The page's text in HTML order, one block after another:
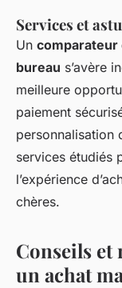
Services et
Un
bureau s’avère
meilleure
paiement
personnalisation
services étudiés
l’expérience
chères.
Conseils
un achat